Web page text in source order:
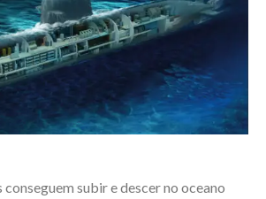
subir e descer no oceano